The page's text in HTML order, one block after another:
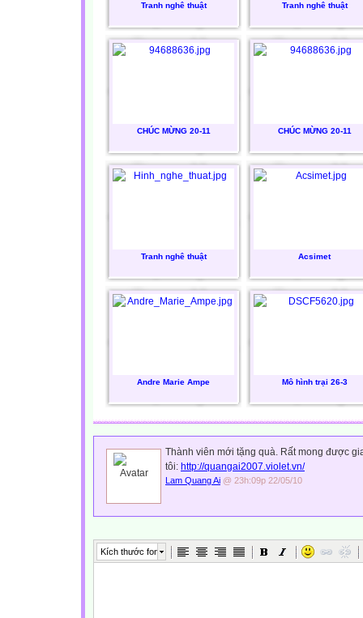
Tranh nghê thuật Tranh nghê thuật
CHÚC MỪNG 20-11 CHÚC MỪNG 20-11
Tranh nghê thuật Acsimet
Andre Marie Ampe Mô hình trại 26-3
Thành viên mới tặng quà. Rất mong được
tôi: http://quangai2007.violet.vn/
Lam Quang Ai @ 23h:09p 22/05/10
Kích thước font